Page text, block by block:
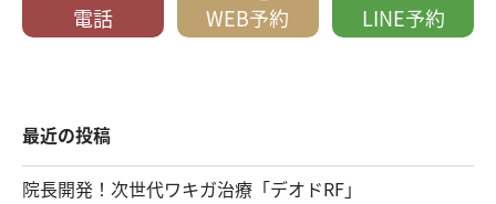
電話 WEB予約 LINE予約
最近の投稿
院長開発！次世代ワキガ治療「デオドRF」